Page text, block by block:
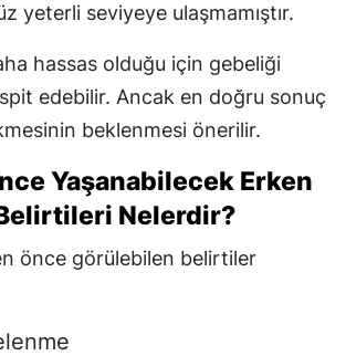
yeterli seviyeye ulaşmamıştır.
hassas olduğu için gebeliği
edebilir. Ancak en doğru sonuç
beklenmesi önerilir.
Yaşanabilecek Erken
Nelerdir?
önce görülebilen belirtiler